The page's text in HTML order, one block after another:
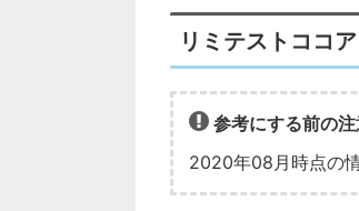
リミテストココ
参考にする前の
2020年08月時点の